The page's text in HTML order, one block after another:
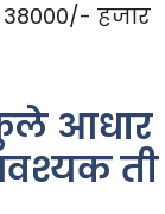
हजार
फुले आधार
ती